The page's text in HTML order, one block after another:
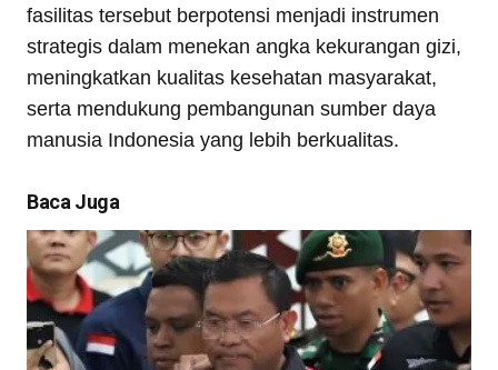
fasilitas tersebut berpotensi menjadi instrumen
strategis dalam menekan angka kekurangan gizi,
meningkatkan kualitas kesehatan masyarakat,
serta mendukung pembangunan sumber daya
manusia Indonesia yang lebih berkualitas.
Baca Juga